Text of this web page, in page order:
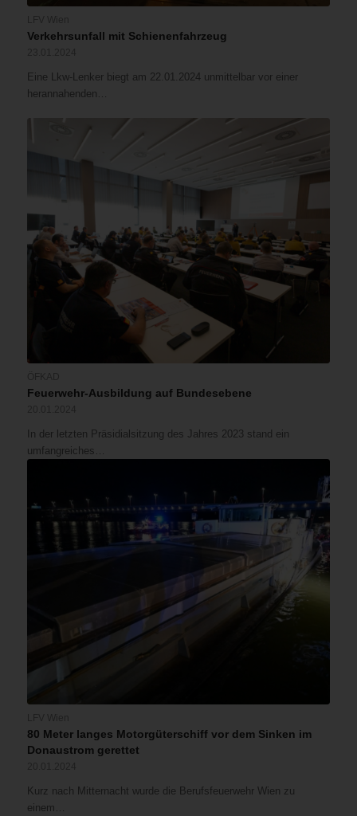
Verkehrsunfall mit Schienenfahrzeug
Eine Lkw-Lenker biegt am 22.01.2024 unmittelbar vor einer
herannahenden…
Feuerwehr-Ausbildung auf Bundesebene
In der letzten Präsidialsitzung des Jahres 2023 stand ein
umfangreiches…
80 Meter langes Motorgüterschiff vor dem Sinken im
Donaustrom gerettet
Kurz nach Mitternacht wurde die Berufsfeuerwehr Wien zu
einem…